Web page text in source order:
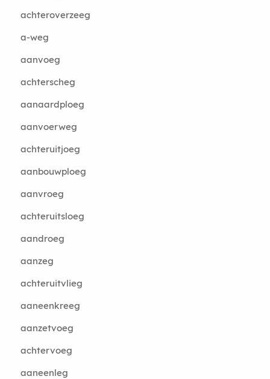
achteroverzeeg
a-weg
aanvoeg
achterscheg
aanaardploeg
aanvoerweg
achteruitjoeg
aanbouwploeg
aanvroeg
achteruitsloeg
aandroeg
aanzeg
achteruitvlieg
aaneenkreeg
aanzetvoeg
achtervoeg
aaneenleg